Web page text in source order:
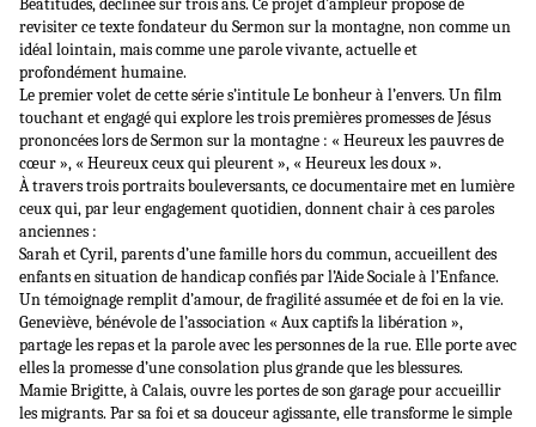
Béatitudes, déclinée sur trois ans. Ce projet d’ampleur propose de
revisiter ce texte fondateur du Sermon sur la montagne, non comme un
idéal lointain, mais comme une parole vivante, actuelle et
profondément humaine.
Le premier volet de cette série s’intitule Le bonheur à l’envers. Un film
touchant et engagé qui explore les trois premières promesses de Jésus
prononcées lors de Sermon sur la montagne : « Heureux les pauvres de
cœur », « Heureux ceux qui pleurent », « Heureux les doux ».
À travers trois portraits bouleversants, ce documentaire met en lumière
ceux qui, par leur engagement quotidien, donnent chair à ces paroles
anciennes :
Sarah et Cyril, parents d’une famille hors du commun, accueillent des
enfants en situation de handicap confiés par l’Aide Sociale à l’Enfance.
Un témoignage remplit d’amour, de fragilité assumée et de foi en la vie.
Geneviève, bénévole de l’association « Aux captifs la libération »,
partage les repas et la parole avec les personnes de la rue. Elle porte avec
elles la promesse d’une consolation plus grande que les blessures.
Mamie Brigitte, à Calais, ouvre les portes de son garage pour accueillir
les migrants. Par sa foi et sa douceur agissante, elle transforme le simple